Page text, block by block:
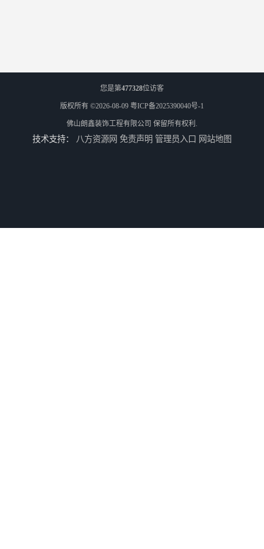
您是第477328位访客
版权所有 ©2026-08-09 粤ICP备2025390040号-1
佛山朗鑫装饰工程有限公司 保留所有权利.
技术支持： 八方资源网 免责声明 管理员入口 网站地图